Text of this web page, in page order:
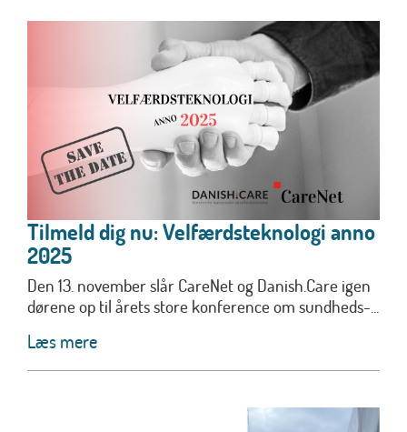
Tilmeld dig nu: Velfærdsteknologi anno
2025
Den 13. november slår CareNet og Danish.Care igen
dørene op til årets store konference om sundheds-...
Læs mere